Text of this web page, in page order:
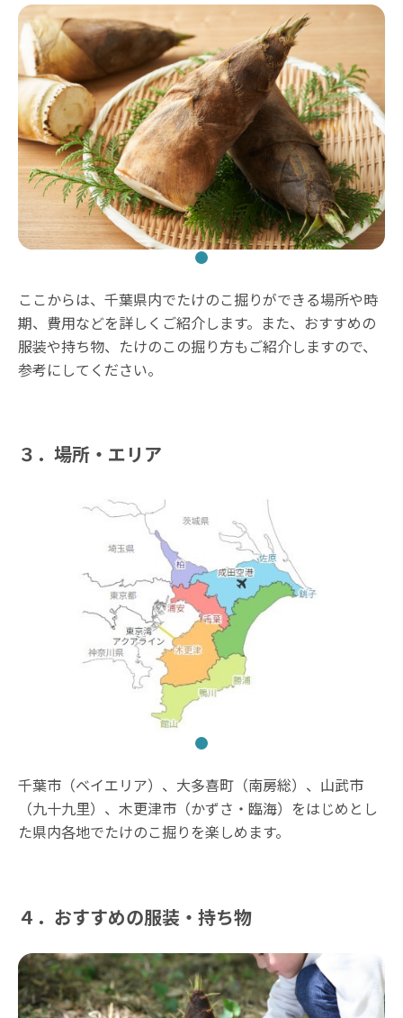
ここからは、千葉県内でたけのこ掘りができる場所や時
期、費用などを詳しくご紹介します。また、おすすめの
服装や持ち物、たけのこの掘り方もご紹介しますので、
参考にしてください。
３．場所・エリア
千葉市（ベイエリア）、大多喜町（南房総）、山武市
（九十九里）、木更津市（かずさ・臨海）をはじめとし
た県内各地でたけのこ掘りを楽しめます。
４．おすすめの服装・持ち物